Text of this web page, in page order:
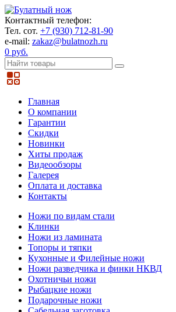
Контактный телефон:
Тел. сот. +7 (930) 712-81-90
e-mail: zakaz@bulatnozh.ru
0 руб.
Главная
О компании
Гарантии
Скидки
Новинки
Хиты продаж
Видеообзоры
Галерея
Оплата и доставка
Контакты
Ножи по видам стали
Клинки
Ножи из ламината
Топоры и тяпки
Кухонные и Филейные ножи
Ножи разведчика и финки НКВД
Охотничьи ножи
Рыбацкие ножи
Подарочные ножи